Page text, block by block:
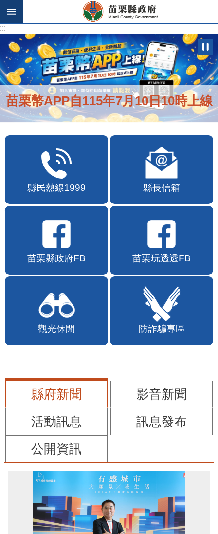
跳到主要內容區塊
:::
苗栗幣APP自115年7月10日10時上線
縣民熱線1999 縣長信箱
苗栗縣政府FB 苗栗玩透透FB
觀光休閒 防詐騙專區
縣府新聞
影音新聞
活動訊息
訊息發布
公開資訊